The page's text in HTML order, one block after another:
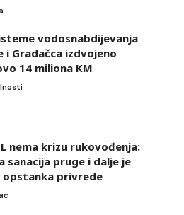
vodosnabdijevanja
i Gradačca izdvojeno
14 miliona KM
nema krizu rukovođenja:
sanacija pruge i dalje je
opstanka privrede